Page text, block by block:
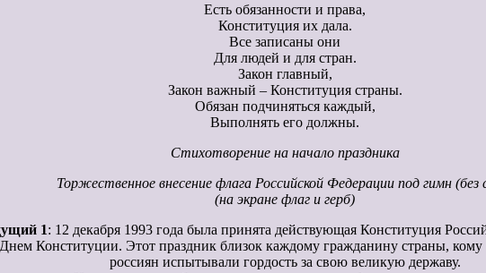
Есть обязанности и права,
Конституция их дала.
Все записаны они
Для людей и для стран.
Закон главный,
Закон важный – Конституция страны.
Обязан подчиняться каждый,
Выполнять его должны.
Стихотворение на начало праздника
Торжественное внесение флага Российской Федерации под гимн (без
(на экране флаг и герб)
1: 12 декабря 1993 года была принята действующая Конституция
Конституции. Этот праздник близок каждому гражданину страны, кому
россиян испытывали гордость за свою великую державу.